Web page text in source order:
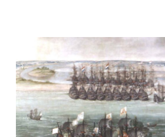
: Use of undefined
'php' (this will throw an Error in a
in/var/www/acami.es/wp-
content/themes/fundcami/page-
on line
99